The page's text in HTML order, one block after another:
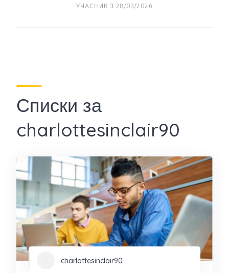
УЧАСНИК З 28/03/2026
Списки за
charlottesinclair90
charlottesinclair90